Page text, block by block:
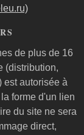
de plus de 16
(distribution,
est autorisée à
forme d'un lien
du site ne sera
direct,